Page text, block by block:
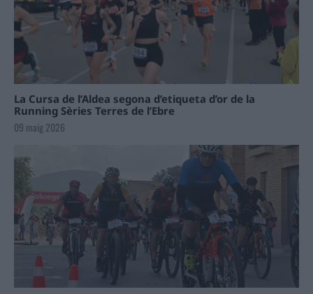
La Cursa de l’Aldea segona d’etiqueta d’or de la
Running Sèries Terres de l’Ebre
09 maig 2026